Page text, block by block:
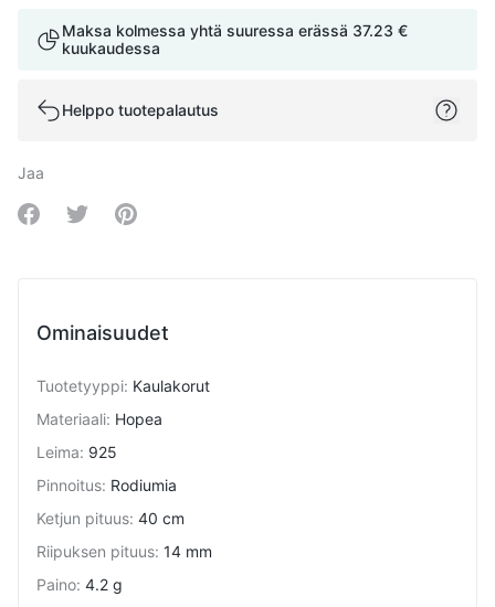
Maksa kolmessa yhtä suuressa erässä 37.23 €
kuukaudessa
Helppo tuotepalautus
Jaa
Share on Facebook
Share on Twitter
Share on Pinterest
Ominaisuudet
Tuotetyyppi: Kaulakorut
Materiaali: Hopea
Leima: 925
Pinnoitus: Rodiumia
Ketjun pituus: 40 cm
Riipuksen pituus: 14 mm
Paino: 4.2 g